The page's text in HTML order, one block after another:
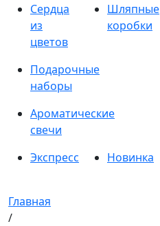
Сердца
из
цветов
Шляпные
коробки
Подарочные
наборы
Ароматические
свечи
Экспресс
Новинка
Главная
/